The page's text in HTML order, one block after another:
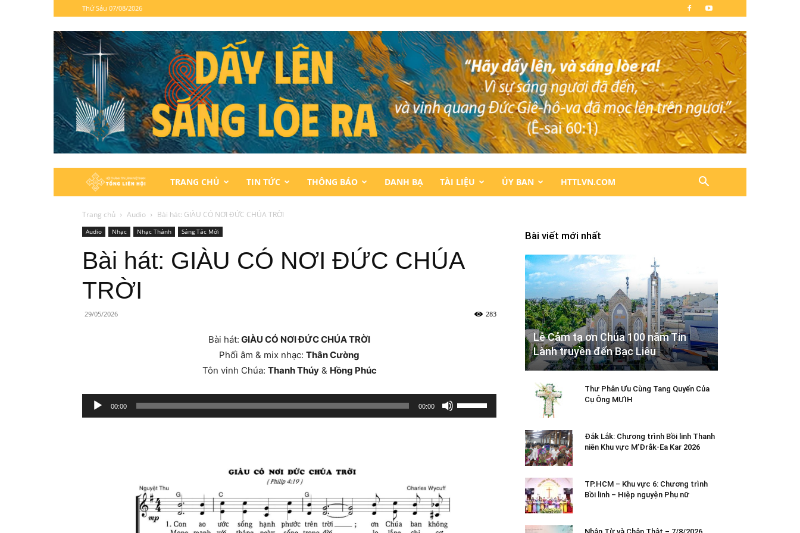
Thứ Sáu 07/08/2026
Hội
Thánh
Tin
Lành
TRANG CHỦ TIN TỨC THÔNG BÁO DANH BẠ TÀI LIỆU ỦY BAN HTTLVN.COM
Trang chủ Audio Bài hát: GIÀU CÓ NƠI ĐỨC CHÚA TRỜI
Audio Nhạc Nhạc Thánh Sáng Tác Mới
Bài hát: GIÀU CÓ NƠI ĐỨC CHÚA
TRỜI
29/05/2026 283
Bài hát: GIÀU CÓ NƠI ĐỨC CHÚA TRỜI
Phối âm & mix nhạc: Thân Cường
Tôn vinh Chúa: Thanh Thúy& Hồng Phúc
Trình
phát
00:00 00:00
dụng
Bài viết mới nhất
Lễ Cảm tạ ơn Chúa 100 năm Tin
Lành truyền đến Bạc Liêu
Thư Phân Ưu Cùng Tang Quyến Của
Cụ Ông MƯIH
Đắk Lắk: Chương trình Bồi linh Thanh
niên Khu vực M’Đrắk-Ea Kar 2026
TP.HCM – Khu vực 6: Chương trình
Bồi linh – Hiệp nguyện Phụ nữ